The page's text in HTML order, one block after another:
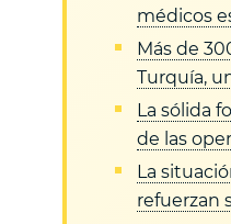
médicos
Más de
Turquía,
La sólida
de las
La
refuerzan